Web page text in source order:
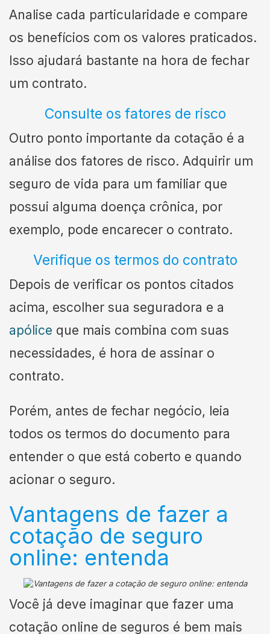
Analise cada particularidade e compare
os benefícios com os valores praticados.
Isso ajudará bastante na hora de fechar
um contrato.
Consulte os fatores de risco
Outro ponto importante da cotação é a
análise dos fatores de risco. Adquirir um
seguro de vida para um familiar que
possui alguma doença crônica, por
exemplo, pode encarecer o contrato.
Verifique os termos do contrato
Depois de verificar os pontos citados
acima, escolher sua seguradora e a
apólice que mais combina com suas
necessidades, é hora de assinar o
contrato.
Porém, antes de fechar negócio, leia
todos os termos do documento para
entender o que está coberto e quando
acionar o seguro.
Vantagens de fazer a
cotação de seguro
online: entenda
Você já deve imaginar que fazer uma
cotação online de seguros é bem mais